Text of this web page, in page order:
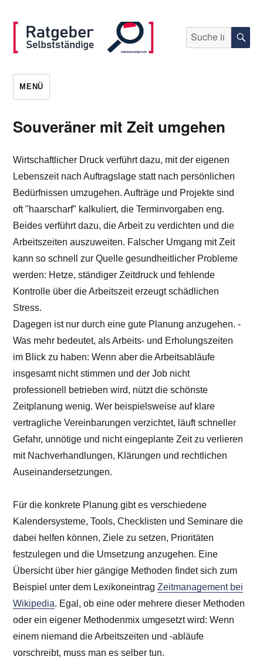
selbststaendigen.info
Suche
nach:
MENÜ
Souveräner mit Zeit umgehen
Wirtschaftlicher Druck verführt dazu, mit der eigenen
Lebenszeit nach Auftragslage statt nach persönlichen
Bedürfnissen umzugehen. Aufträge und Projekte sind
oft "haarscharf" kalkuliert, die Terminvorgaben eng.
Beides verführt dazu, die Arbeit zu verdichten und die
Arbeitszeiten auszuweiten. Falscher Umgang mit Zeit
kann so schnell zur Quelle gesundheitlicher Probleme
werden: Hetze, ständiger Zeitdruck und fehlende
Kontrolle über die Arbeitszeit erzeugt schädlichen
Stress.
Dagegen ist nur durch eine gute Planung anzugehen. -
Was mehr bedeutet, als Arbeits- und Erholungszeiten
im Blick zu haben: Wenn aber die Arbeitsabläufe
insgesamt nicht stimmen und der Job nicht
professionell betrieben wird, nützt die schönste
Zeitplanung wenig. Wer beispielsweise auf klare
vertragliche Vereinbarungen verzichtet, läuft schneller
Gefahr, unnötige und nicht eingeplante Zeit zu verlieren
mit Nachverhandlungen, Klärungen und rechtlichen
Auseinandersetzungen.
Für die konkrete Planung gibt es verschiedene
Kalendersysteme, Tools, Checklisten und Seminare die
dabei helfen können, Ziele zu setzen, Prioritäten
festzulegen und die Umsetzung anzugehen. Eine
Übersicht über hier gängige Methoden findet sich zum
Beispiel unter dem LexikoneintragZeitmanagement bei
Wikipedia. Egal, ob eine oder mehrere dieser Methoden
oder ein eigener Methodenmix umgesetzt wird: Wenn
einem niemand die Arbeitszeiten und -abläufe
vorschreibt, muss man es selber tun.